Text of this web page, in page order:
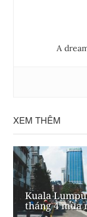
A
XEM THÊM
Kuala
tháng 4 mùa